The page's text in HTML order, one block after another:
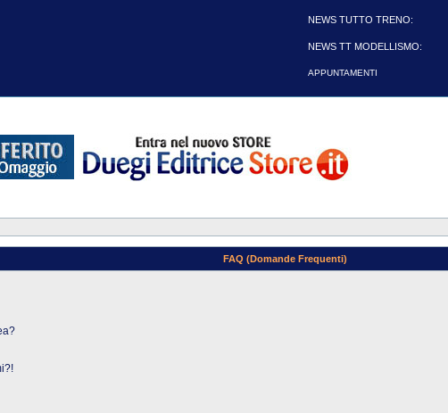
FAQ (Domande Frequenti)
NEWS TUTTO TRENO:
NEWS TT MODELLISMO:
APPUNTAMENTI